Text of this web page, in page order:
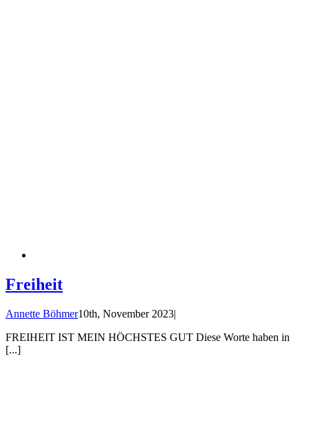
Freiheit
Annette Böhmer10th, November 2023|
FREIHEIT IST MEIN HÖCHSTES GUT Diese Worte haben in
[...]